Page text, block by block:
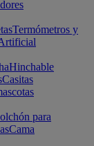
Termómetros y
Hinchable
Casitas
para
Cama